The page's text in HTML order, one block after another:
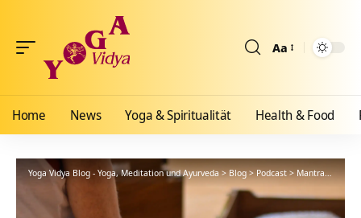
Aa
Home News Yoga & Spiritualität Health & Food
Yoga Vidya Blog - Yoga, Meditation und Ayurveda>Blog>Podcast>Mantra>Hari